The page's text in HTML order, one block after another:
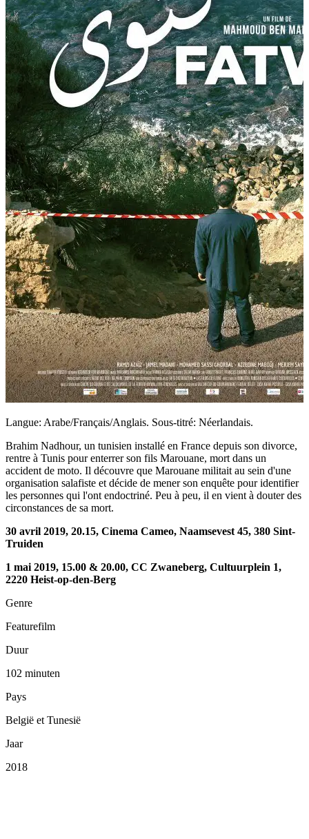
Langue: Arabe/Français/Anglais. Sous-titré: Néerlandais.
Brahim Nadhour, un tunisien installé en France depuis son divorce,
rentre à Tunis pour enterrer son fils Marouane, mort dans un
accident de moto. Il découvre que Marouane militait au sein d'une
organisation salafiste et décide de mener son enquête pour identifier
les personnes qui l'ont endoctriné. Peu à peu, il en vient à douter des
circonstances de sa mort.
30 avril 2019, 20.15, Cinema Cameo, Naamsevest 45, 380 Sint-
Truiden
1 mai 2019, 15.00 & 20.00, CC Zwaneberg, Cultuurplein 1,
2220 Heist-op-den-Berg
Genre
Featurefilm
Duur
102 minuten
Pays
België et Tunesië
Jaar
2018